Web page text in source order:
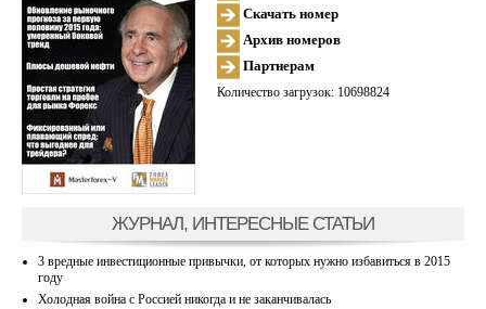
Скачать номер
Архив номеров
Партнерам
Количество загрузок: 10698824
ЖУРНАЛ, ИНТЕРЕСНЫЕ СТАТЬИ
3 вредные инвестиционные привычки, от которых нужно избавиться в 2015
году
Холодная война с Россией никогда и не заканчивалась